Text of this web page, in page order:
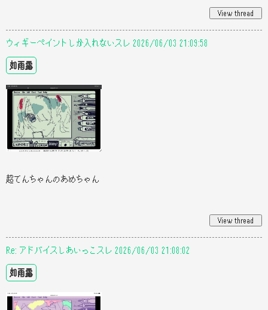
ウィギーペイントしか入れないスレ 2026/06/03 21:09:58
如雨露
超てんちゃんのあめちゃん
Re: アドバイスしあいっこスレ 2026/06/03 21:08:02
如雨露